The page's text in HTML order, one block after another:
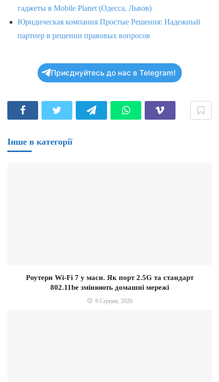
гаджеты в Mobile Planet (Одесса, Львов)
Юридическая компания Простые Решения: Надежный
партнер в решении правовых вопросов
Приєднуйтесь до нас в Telegram!
Інше в категорії
Роутери Wi-Fi 7 у маси. Як порт 2.5G та стандарт
802.11be змінюють домашні мережі
8 Серпня, 2026